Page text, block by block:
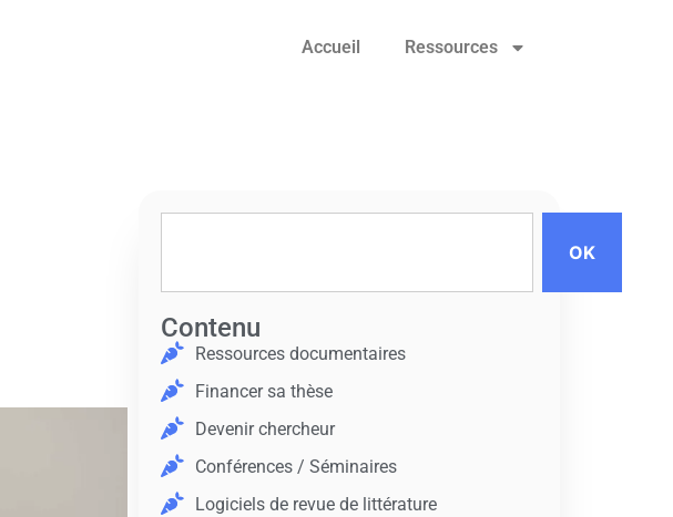
Accueil Ressources
OK
Contenu
Ressources documentaires
Financer sa thèse
Devenir chercheur
Conférences / Séminaires
Logiciels de revue de littérature